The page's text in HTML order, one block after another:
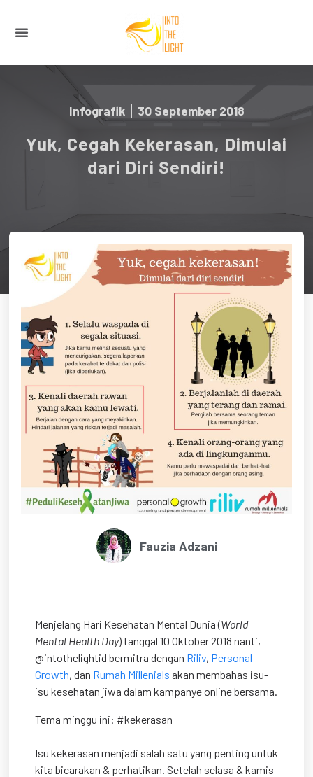
Infografik 30 September 2018
Yuk, Cegah Kekerasan, Dimulai
dari Diri Sendiri!
Fauzia Adzani
Menjelang Hari Kesehatan Mental Dunia (World
Mental Health Day) tanggal 10 Oktober 2018 nanti,
@intothelightid bermitra dengan Riliv, Personal
Growth, dan Rumah Millenials akan membahas isu-
isu kesehatan jiwa dalam kampanye online bersama.
Tema minggu ini: #kekerasan
Isu kekerasan menjadi salah satu yang penting untuk
kita bicarakan & perhatikan. Setelah selasa & kamis